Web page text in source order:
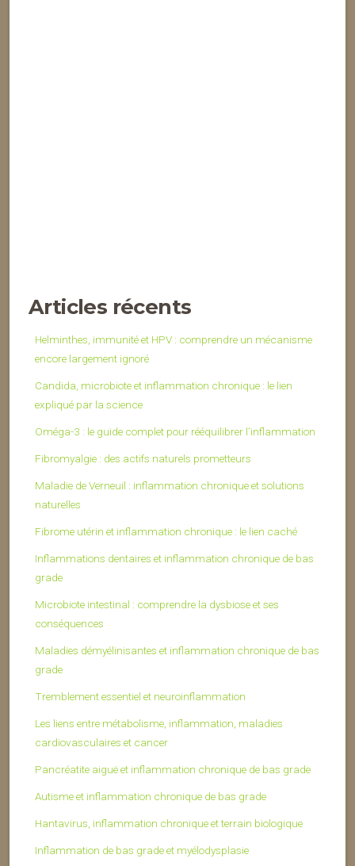
Articles récents
Helminthes, immunité et HPV : comprendre un mécanisme
encore largement ignoré
Candida, microbiote et inflammation chronique : le lien
expliqué par la science
Oméga-3 : le guide complet pour rééquilibrer l’inflammation
Fibromyalgie : des actifs naturels prometteurs
Maladie de Verneuil : inflammation chronique et solutions
naturelles
Fibrome utérin et inflammation chronique : le lien caché
Inflammations dentaires et inflammation chronique de bas
grade
Microbiote intestinal : comprendre la dysbiose et ses
conséquences
Maladies démyélinisantes et inflammation chronique de bas
grade
Tremblement essentiel et neuroinflammation
Les liens entre métabolisme, inflammation, maladies
cardiovasculaires et cancer
Pancréatite aiguë et inflammation chronique de bas grade
Autisme et inflammation chronique de bas grade
Hantavirus, inflammation chronique et terrain biologique
Inflammation de bas grade et myélodysplasie